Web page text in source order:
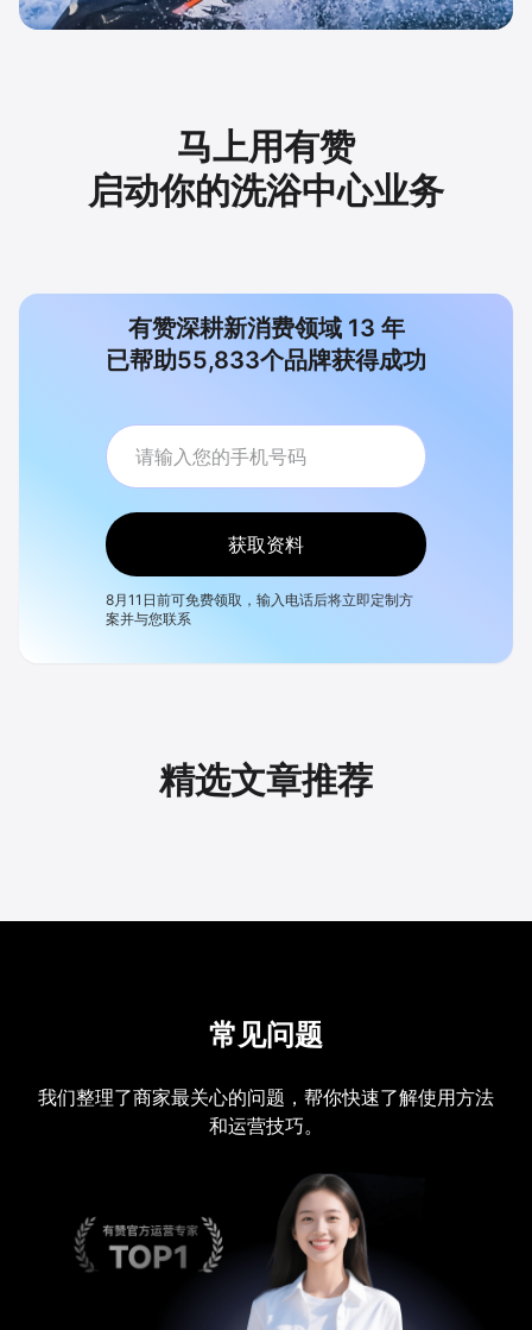
马上用有赞
启动你的洗浴中心业务
有赞深耕新消费领域 13 年
已帮助55,833个品牌获得成功
获取资料
8月11日前可免费领取，输入电话后将立即定制方
案并与您联系
精选文章推荐
常见问题
我们整理了商家最关心的问题，帮你快速了解使用方法
和运营技巧。